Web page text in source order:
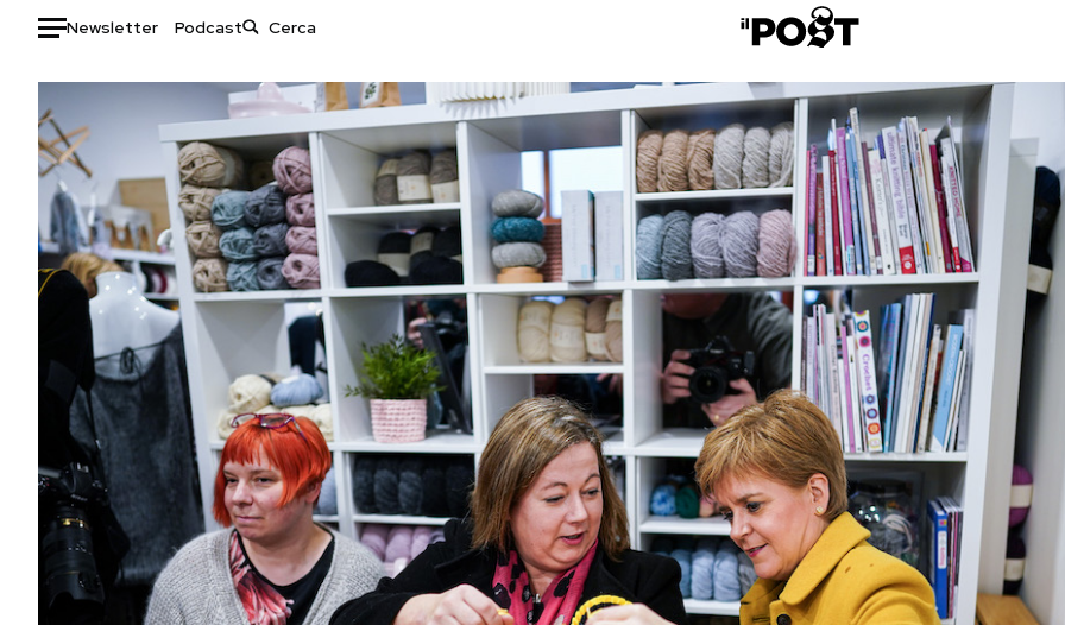
Newsletter Podcast
Auto
HOME
Italia
Mondo
Politica
Tecnologia
Internet
Scienza
Cultura
Economia
Sport
Moda
Libri
Consumismi
Storie/Idee
Ok Boomer!
Media
Europa
Altrecose
Mondiali calcio 2026
PODCAST